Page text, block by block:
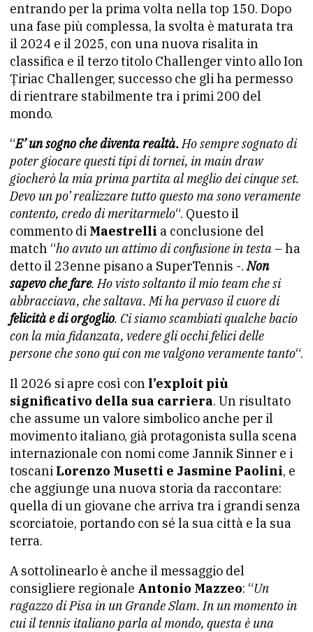
entrando per la prima volta nella top 150. Dopo
una fase più complessa, la svolta è maturata tra
il 2024 e il 2025, con una nuova risalita in
classifica e il terzo titolo Challenger vinto allo Ion
Țiriac Challenger, successo che gli ha permesso
di rientrare stabilmente tra i primi 200 del
mondo.
“E’ un sogno che diventa realtà.Ho sempre sognato di
poter giocare questi tipi di tornei, in main draw
giocherò la mia prima partita al meglio dei cinque set.
Devo un po’ realizzare tutto questo ma sono veramente
contento, credo di meritarmelo“. Questo il
commento di Maestrelli a conclusione del
match “ho avuto un attimo di confusione in testa – ha
detto il 23enne pisano a SuperTennis -.Non
sapevo che fare. Ho visto soltanto il mio team che si
abbracciava, che saltava. Mi ha pervaso il cuore di
felicità e di orgoglio. Ci siamo scambiati qualche bacio
con la mia fidanzata, vedere gli occhi felici delle
persone che sono qui con me valgono veramente tanto“.
Il 2026 si apre così con l’exploit più
significativo della sua carriera. Un risultato
che assume un valore simbolico anche per il
movimento italiano, già protagonista sulla scena
internazionale con nomi come Jannik Sinner e i
toscani Lorenzo Musetti e Jasmine Paolini, e
che aggiunge una nuova storia da raccontare:
quella di un giovane che arriva tra i grandi senza
scorciatoie, portando con sé la sua città e la sua
terra.
A sottolinearlo è anche il messaggio del
consigliere regionale Antonio Mazzeo: “Un
ragazzo di Pisa in un Grande Slam. In un momento in
cui il tennis italiano parla al mondo, questa è una